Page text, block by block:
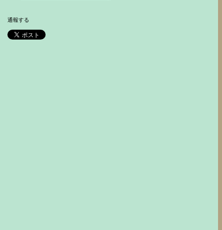
通報する